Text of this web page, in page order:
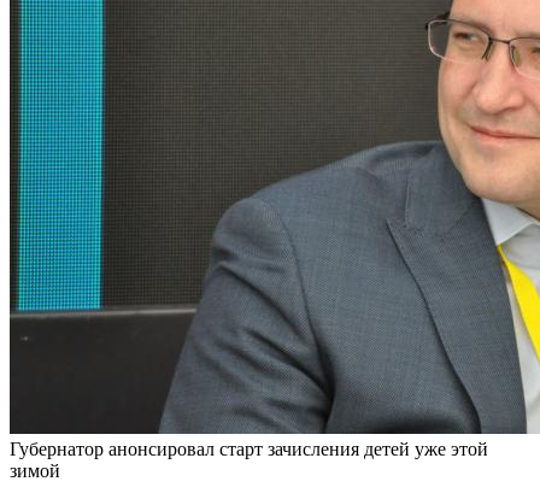
Губернатор анонсировал старт зачисления детей уже этой
зимой